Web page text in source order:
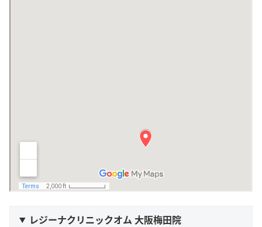
レジーナクリニックオム 大阪梅田院